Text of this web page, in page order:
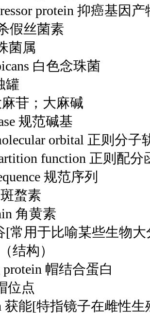
protein 抑癌基因
假丝菌素
菌属
白色念珠菌
罐
麻苷；大麻碱
规范碱基
orbital 正则分子
function 正则配分
规范序列
蝥素
角黄素
[常用于比喻某些生物
结构）
protein 帽结合蛋白
位点
获能[特指镜子在雌性